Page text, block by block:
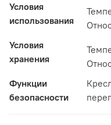
Условия
использования
Условия
хранения
Функции
безопасности